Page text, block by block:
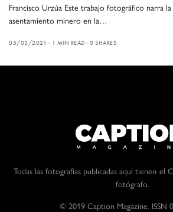
Francisco Urzúa Este trabajo fotográfico narra
asentamiento minero en la…
05/03/2021 1 MIN READ 0 SHARES
Todas las fotografías publicadas aquí tienen el
fotógrafo.
© 2019 Caption Magazine. ISSN